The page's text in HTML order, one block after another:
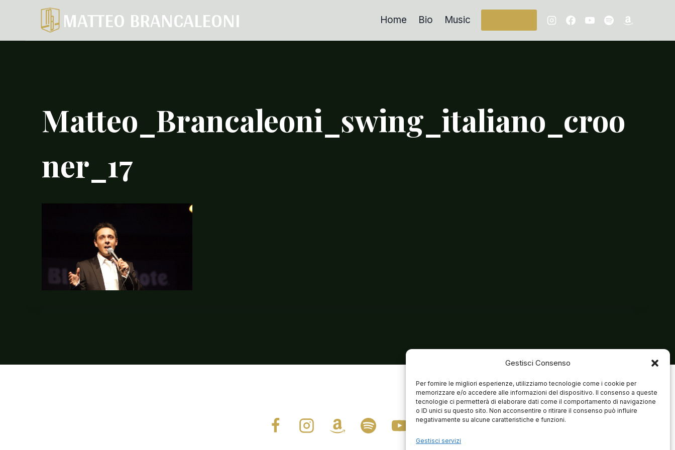
Gestisci Consenso
Per fornire le migliori esperienze, utilizziamo tecnologie come i cookie per
memorizzare e/o accedere alle informazioni del dispositivo. Il consenso a queste
tecnologie ci permetterà di elaborare dati come il comportamento di navigazione
o ID unici su questo sito. Non acconsentire o ritirare il consenso può influire
negativamente su alcune caratteristiche e funzioni.
Gestisci servizi
contenuto
MATTEO BRANCALEONI Home Bio Music
Matteo_Brancaleoni_swing_italiano_croo
ner_17